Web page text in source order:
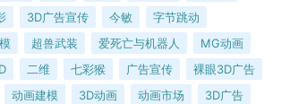
3D广告宣传 今敏
字节跳动
超兽武装 爱死亡与机器人
MG动画
二维 七彩猴 广告宣传
裸眼3D广告
动画建模 3D动画 动画市场
3D广告